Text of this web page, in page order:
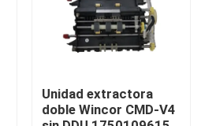
Unidad extractora
doble Wincor CMD-V4